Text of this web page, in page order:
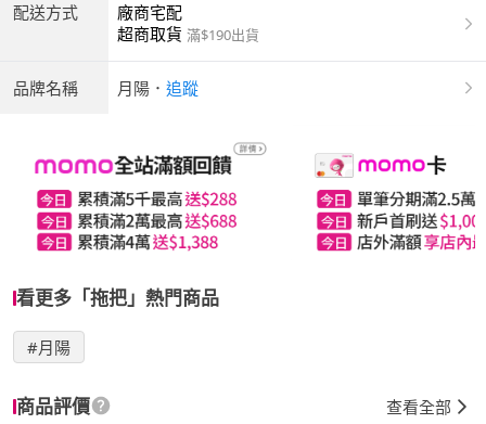
配送方式
廠商宅配
超商取貨 滿$190出貨
品牌名稱 月陽 ． 追蹤
看更多「拖把」熱門商品
#月陽
商品評價 查看全部